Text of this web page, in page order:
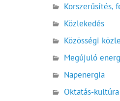
Korszerűsítés,
Közlekedés
Közösségi
Megújuló
Napenergia
Oktatás-kultúra